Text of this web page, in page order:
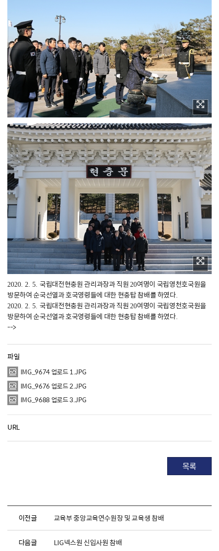
2020. 2. 5. 국립대전현충원 관리과장과 직원20여명이 국립영천호국원을
방문하여 순국선열과 호국영령들에 대한 현충탑 참배를 하였다.
2020. 2. 5. 국립대전현충원 관리과장과 직원20여명이 국립영천호국원을
방문하여 순국선열과 호국영령들에 대한 현충탑 참배를 하였다.
-->
파일
IMG_9674 업로드 1.JPG
IMG_9676 업로드 2.JPG
IMG_9688 업로드 3.JPG
URL
목록
이전글 교육부 중앙교육연수원장 및 교육생 참배
다음글 LIG넥스원 신입사원 참배